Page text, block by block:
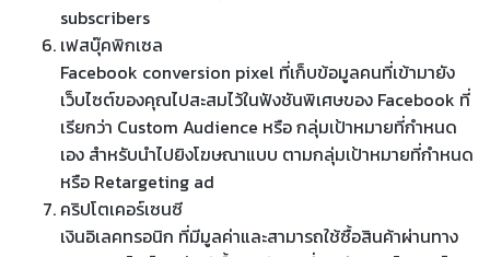
subscribers
เฟสบุ๊คพิกเซล
Facebook conversion pixel ที่เก็บข้อมูลคนที่เข้ามายัง
เว็บไซต์ของคุณไปสะสมไว้ในฟังชันพิเศษของ Facebook ที่
เรียกว่า Custom Audience หรือ กลุ่มเป้าหมายที่กำหนด
เอง สำหรับนำไปยิงโฆษณาแบบ ตามกลุ่มเป้าหมายที่กำหนด
หรือ Retargeting ad
คริปโตเคอร์เซนซี
เงินอิเลคทรอนิก ที่มีมูลค่าและสามารถใช้ซื้อสินค้าผ่านทาง